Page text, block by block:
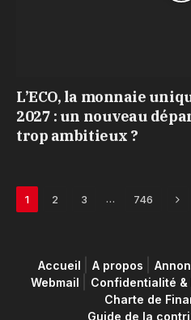
L’ECO, la monnaie
2027 : un nouveau
trop ambitieux ?
1 2 3 … 746
Accueil A propos
Webmail
Confidentialité &
Charte de
Guide de la